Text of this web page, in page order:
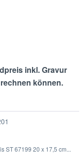
inkl. Gravur
können.
ST 67199 20 x 17,5 cm...